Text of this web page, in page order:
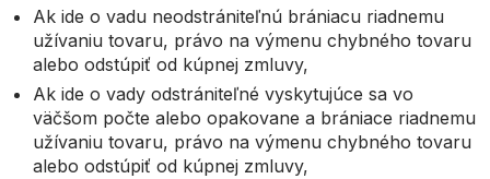
Ak ide o vadu neodstrániteľnú brániacu riadnemu
užívaniu tovaru, právo na výmenu chybného tovaru
alebo odstúpiť od kúpnej zmluvy,
Ak ide o vady odstrániteľné vyskytujúce sa vo
väčšom počte alebo opakovane a brániace riadnemu
užívaniu tovaru, právo na výmenu chybného tovaru
alebo odstúpiť od kúpnej zmluvy,